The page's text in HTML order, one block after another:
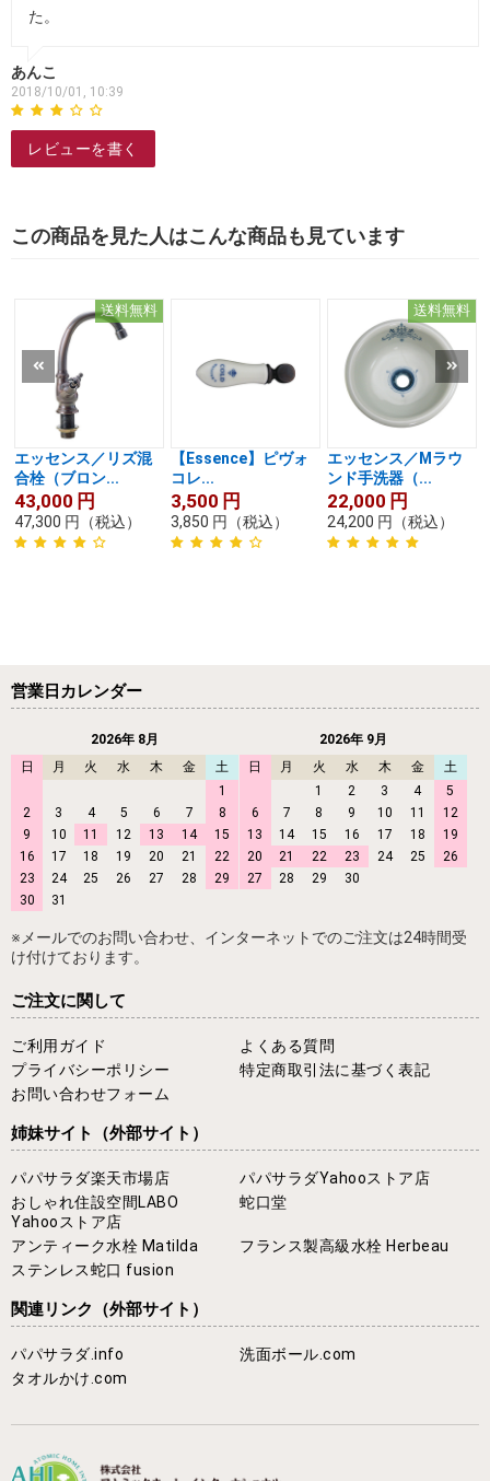
た。
あんこ
2018/10/01, 10:39
レビューを書く
この商品を見た人はこんな商品も見ています
送料無料
エッセンス／リズ混
合栓（ブロン...
43,000 円
47,300 円 （税込）
【Essence】ピヴォ
コレ...
3,500 円
3,850 円 （税込）
送料無料
エッセンス／Mラウ
ンド手洗器（...
22,000 円
24,200 円 （税込）
営業日カレンダー
2026年 8月
日
月 火 水 木 金
土
1
2
3 4 5 6 7
8
9
10 11 12 13 14
15
16
17 18 19 20 21
22
23
24 25 26 27 28
29
30
31
2026年 9月
日
月 火 水 木 金
土
1
2 3 4
5
6
7 8 9 10 11
12
13
14 15 16 17 18
19
20
21 22 23 24 25
26
27
28 29 30
※メールでのお問い合わせ、インターネットでのご注文は24時間受
け付けております。
ご注文に関して
ご利用ガイド
よくある質問
プライバシーポリシー
特定商取引法に基づく表記
お問い合わせフォーム
姉妹サイト （外部サイト）
パパサラダ楽天市場店
パパサラダYahooストア店
おしゃれ住設空間LABO
Yahooストア店
蛇口堂
アンティーク水栓 Matilda
フランス製高級水栓 Herbeau
ステンレス蛇口 fusion
関連リンク （外部サイト）
パパサラダ.info
洗面ボール.com
タオルかけ.com